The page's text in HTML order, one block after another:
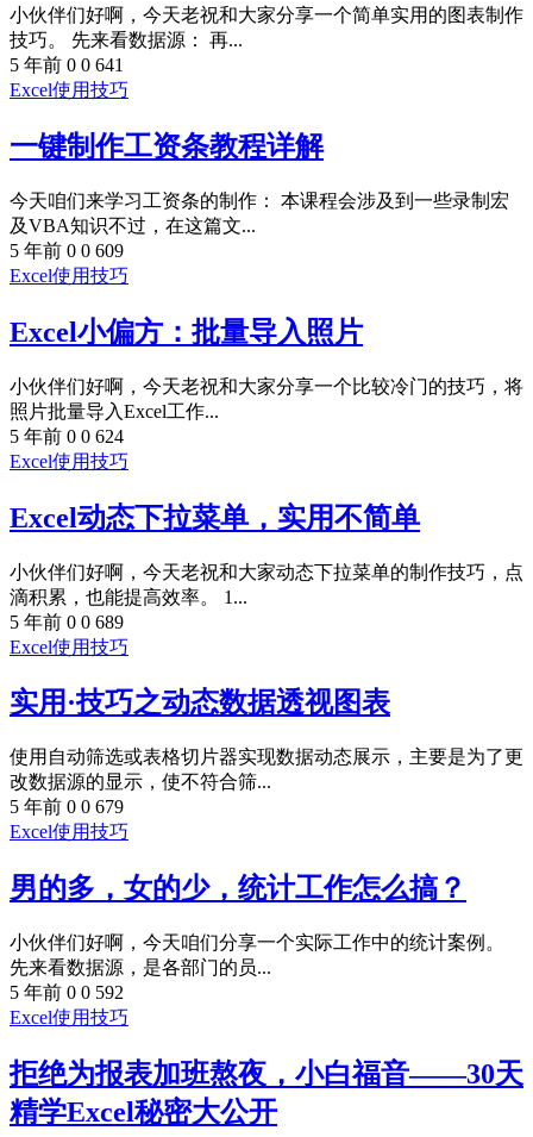
小伙伴们好啊，今天老祝和大家分享一个简单实用的图表制作
技巧。 先来看数据源： 再...
5 年前 0 0 641
Excel使用技巧
一键制作工资条教程详解
今天咱们来学习工资条的制作： 本课程会涉及到一些录制宏
及VBA知识不过，在这篇文...
5 年前 0 0 609
Excel使用技巧
Excel小偏方：批量导入照片
小伙伴们好啊，今天老祝和大家分享一个比较冷门的技巧，将
照片批量导入Excel工作...
5 年前 0 0 624
Excel使用技巧
Excel动态下拉菜单，实用不简单
小伙伴们好啊，今天老祝和大家动态下拉菜单的制作技巧，点
滴积累，也能提高效率。 1...
5 年前 0 0 689
Excel使用技巧
实用·技巧之动态数据透视图表
使用自动筛选或表格切片器实现数据动态展示，主要是为了更
改数据源的显示，使不符合筛...
5 年前 0 0 679
Excel使用技巧
男的多，女的少，统计工作怎么搞？
小伙伴们好啊，今天咱们分享一个实际工作中的统计案例。
先来看数据源，是各部门的员...
5 年前 0 0 592
Excel使用技巧
拒绝为报表加班熬夜，小白福音——30天
精学Excel秘密大公开